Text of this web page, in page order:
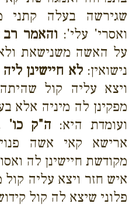
שגירשה בעלה קתני
ואסרי' עלי': והאמר
על האשה משנישאת
נישואין:לא חיישינן
ויצא עליה קול
מפקינן לה מיניה אלא
ועומדת היא: ה"ק כו'
ארישא קאי אשה
מקודשת חיישינן לה
איש חזר ויצא עליה
פלוני שיצא לה קול